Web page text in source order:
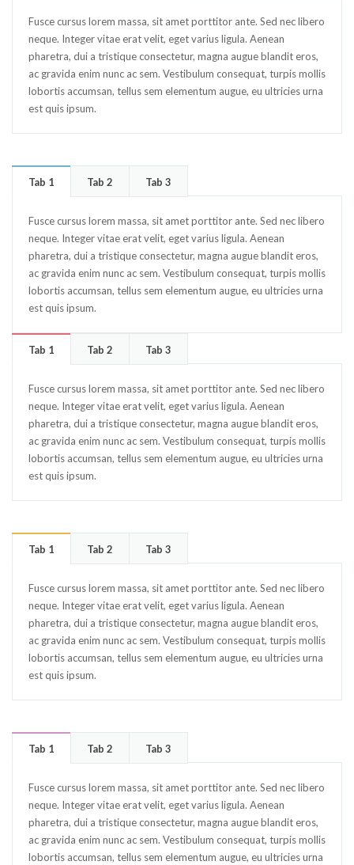
Fusce cursus lorem massa, sit amet porttitor ante. Sed nec libero
neque. Integer vitae erat velit, eget varius ligula. Aenean
pharetra, dui a tristique consectetur, magna augue blandit eros,
ac gravida enim nunc ac sem. Vestibulum consequat, turpis mollis
lobortis accumsan, tellus sem elementum augue, eu ultricies urna
est quis ipsum.
Tab 1 Tab 2 Tab 3
Fusce cursus lorem massa, sit amet porttitor ante. Sed nec libero
neque. Integer vitae erat velit, eget varius ligula. Aenean
pharetra, dui a tristique consectetur, magna augue blandit eros,
ac gravida enim nunc ac sem. Vestibulum consequat, turpis mollis
lobortis accumsan, tellus sem elementum augue, eu ultricies urna
est quis ipsum.
Tab 1 Tab 2 Tab 3
Fusce cursus lorem massa, sit amet porttitor ante. Sed nec libero
neque. Integer vitae erat velit, eget varius ligula. Aenean
pharetra, dui a tristique consectetur, magna augue blandit eros,
ac gravida enim nunc ac sem. Vestibulum consequat, turpis mollis
lobortis accumsan, tellus sem elementum augue, eu ultricies urna
est quis ipsum.
Tab 1 Tab 2 Tab 3
Fusce cursus lorem massa, sit amet porttitor ante. Sed nec libero
neque. Integer vitae erat velit, eget varius ligula. Aenean
pharetra, dui a tristique consectetur, magna augue blandit eros,
ac gravida enim nunc ac sem. Vestibulum consequat, turpis mollis
lobortis accumsan, tellus sem elementum augue, eu ultricies urna
est quis ipsum.
Tab 1 Tab 2 Tab 3
Fusce cursus lorem massa, sit amet porttitor ante. Sed nec libero
neque. Integer vitae erat velit, eget varius ligula. Aenean
pharetra, dui a tristique consectetur, magna augue blandit eros,
ac gravida enim nunc ac sem. Vestibulum consequat, turpis mollis
lobortis accumsan, tellus sem elementum augue, eu ultricies urna